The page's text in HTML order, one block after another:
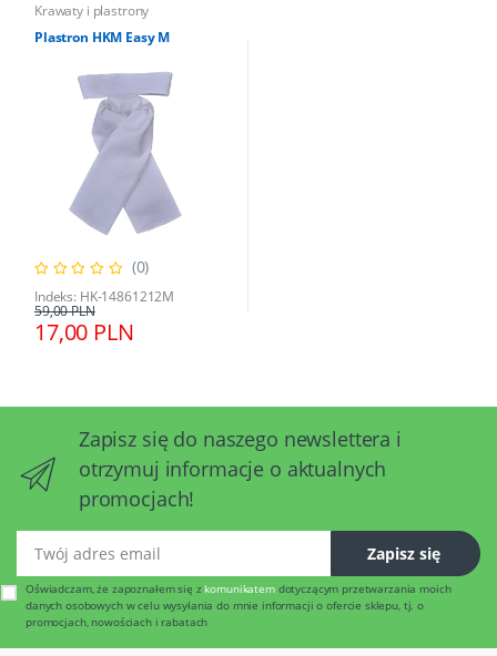
Krawaty i plastrony
Plastron HKM Easy M
(0)
Indeks: HK-14861212M
17,00 PLN
59,00 PLN
Zapisz się do naszego newslettera i
otrzymuj informacje o aktualnych
promocjach!
Zapisz się
Oświadczam, że zapoznałem się z komunikatemdotyczącym przetwarzania moich
danych osobowych w celu wysyłania do mnie informacji o ofercie sklepu, tj. o
promocjach, nowościach i rabatach